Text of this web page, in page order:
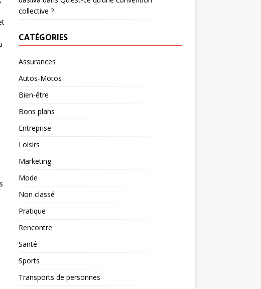
collective ?
CATÉGORIES
Assurances
Autos-Motos
Bien-être
Bons plans
Entreprise
Loisirs
Marketing
Mode
Non classé
Pratique
Rencontre
Santé
Sports
Transports de personnes